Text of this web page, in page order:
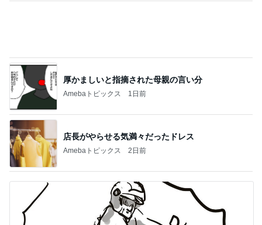
厚かましいと指摘された母親の言い分
Amebaトピックス 1日前
店長がやらせる気満々だったドレス
Amebaトピックス 2日前